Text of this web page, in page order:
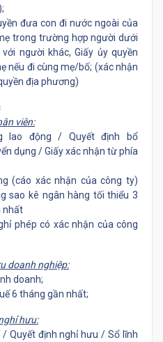
đưa con đi nước ngoài của
trong trường hợp người dưới
người khác, Giấy ủy quyền
nếu đi cùng mẹ/bố; (xác nhận
địa phương)
viên:
lao động / Quyết định bổ
dụng / Giấy xác nhận từ phía
(cáo xác nhận của công ty)
sao kê ngân hàng tối thiểu 3
nhất
phép có xác nhận của công
doanh nghiệp:
doanh;
6 tháng gần nhất;
hưu:
Quyết định nghỉ hưu / Sổ lĩnh